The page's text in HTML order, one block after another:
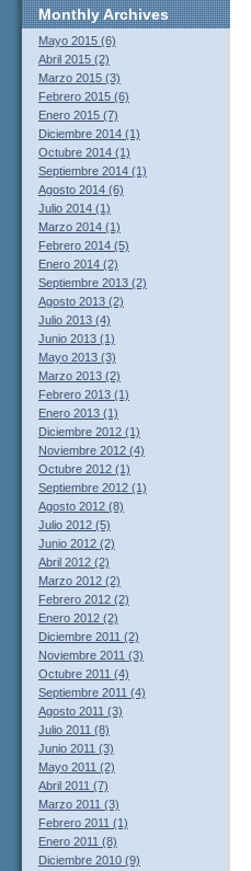
MonthlyArchives
Mayo 2015 (6)
Abril 2015 (2)
Marzo 2015 (3)
Febrero 2015 (6)
Enero 2015 (7)
Diciembre 2014 (1)
Octubre 2014 (1)
Septiembre 2014 (1)
Agosto 2014 (6)
Julio 2014 (1)
Marzo 2014 (1)
Febrero 2014 (5)
Enero 2014 (2)
Septiembre 2013 (2)
Agosto 2013 (2)
Julio 2013 (4)
Junio 2013 (1)
Mayo 2013 (3)
Marzo 2013 (2)
Febrero 2013 (1)
Enero 2013 (1)
Diciembre 2012 (1)
Noviembre 2012 (4)
Octubre 2012 (1)
Septiembre 2012 (1)
Agosto 2012 (8)
Julio 2012 (5)
Junio 2012 (2)
Abril 2012 (2)
Marzo 2012 (2)
Febrero 2012 (2)
Enero 2012 (2)
Diciembre 2011 (2)
Noviembre 2011 (3)
Octubre 2011 (4)
Septiembre 2011 (4)
Agosto 2011 (3)
Julio 2011 (8)
Junio 2011 (3)
Mayo 2011 (2)
Abril 2011 (7)
Marzo 2011 (3)
Febrero 2011 (1)
Enero 2011 (8)
Diciembre 2010 (9)